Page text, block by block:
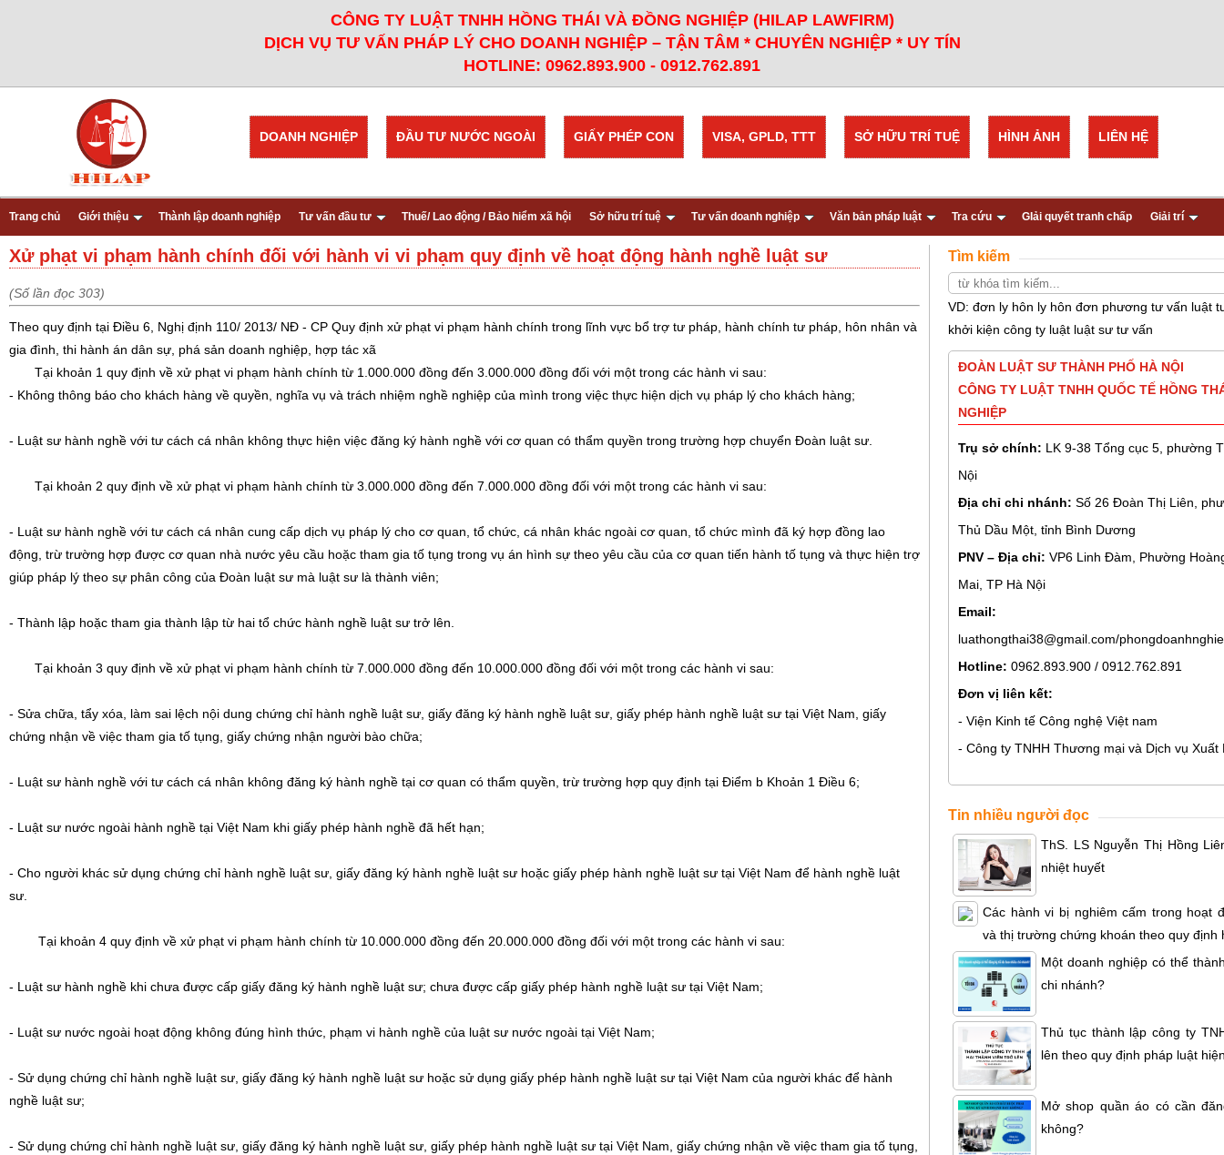
CÔNG TY LUẬT TNHH HỒNG THÁI VÀ ĐỒNG NGHIỆP (HILAP LAWFIRM)
DỊCH VỤ TƯ VẤN PHÁP LÝ CHO DOANH NGHIỆP – TẬN TÂM * CHUYÊN NGHIỆP * UY TÍN
HOTLINE: 0962.893.900 - 0912.762.891
LIÊN HỆ
HÌNH ẢNH
SỞ HỮU TRÍ TUỆ
VISA, GPLD, TTT
GIẤY PHÉP CON
ĐẦU TƯ NƯỚC NGOÀI
DOANH NGHIỆP
Trang chủ Giới thiệu Thành lập doanh nghiệp Tư vấn đầu tư Thuế/ Lao động / Bảo hiểm xã hội Sở hữu trí tuệ Tư vấn doanh nghiệp Văn bản pháp luật Tra cứu GIải quyết tranh chấp Giải trí
Xử phạt vi phạm hành chính đối với hành vi vi phạm quy định về hoạt động hành nghề luật sư
(Số lần đọc 303)
Theo quy định tại Điều 6, Nghị định 110/ 2013/ NĐ - CP Quy định xử phạt vi phạm hành chính trong lĩnh vực bổ trợ tư pháp, hành chính tư pháp, hôn nhân và
gia đình, thi hành án dân sự, phá sản doanh nghiệp, hợp tác xã
Tại khoản 1 quy định về xử phạt vi phạm hành chính từ 1.000.000 đồng đến 3.000.000 đồng đối với một trong các hành vi sau:
- Không thông báo cho khách hàng về quyền, nghĩa vụ và trách nhiệm nghề nghiệp của mình trong việc thực hiện dịch vụ pháp lý cho khách hàng;
- Luật sư hành nghề với tư cách cá nhân không thực hiện việc đăng ký hành nghề với cơ quan có thẩm quyền trong trường hợp chuyển Đoàn luật sư.
Tại khoản 2 quy định về xử phạt vi phạm hành chính từ 3.000.000 đồng đến 7.000.000 đồng đối với một trong các hành vi sau:
- Luật sư hành nghề với tư cách cá nhân cung cấp dịch vụ pháp lý cho cơ quan, tổ chức, cá nhân khác ngoài cơ quan, tổ chức mình đã ký hợp đồng lao
động, trừ trường hợp được cơ quan nhà nước yêu cầu hoặc tham gia tố tụng trong vụ án hình sự theo yêu cầu của cơ quan tiến hành tố tụng và thực hiện trợ
giúp pháp lý theo sự phân công của Đoàn luật sư mà luật sư là thành viên;
- Thành lập hoặc tham gia thành lập từ hai tổ chức hành nghề luật sư trở lên.
Tại khoản 3 quy định về xử phạt vi phạm hành chính từ 7.000.000 đồng đến 10.000.000 đồng đối với một trong các hành vi sau:
- Sửa chữa, tẩy xóa, làm sai lệch nội dung chứng chỉ hành nghề luật sư, giấy đăng ký hành nghề luật sư, giấy phép hành nghề luật sư tại Việt Nam, giấy
chứng nhận về việc tham gia tố tụng, giấy chứng nhận người bào chữa;
- Luật sư hành nghề với tư cách cá nhân không đăng ký hành nghề tại cơ quan có thẩm quyền, trừ trường hợp quy định tại Điểm b Khoản 1 Điều 6;
- Luật sư nước ngoài hành nghề tại Việt Nam khi giấy phép hành nghề đã hết hạn;
- Cho người khác sử dụng chứng chỉ hành nghề luật sư, giấy đăng ký hành nghề luật sư hoặc giấy phép hành nghề luật sư tại Việt Nam để hành nghề luật
sư.
Tại khoản 4 quy định về xử phạt vi phạm hành chính từ 10.000.000 đồng đến 20.000.000 đồng đối với một trong các hành vi sau:
- Luật sư hành nghề khi chưa được cấp giấy đăng ký hành nghề luật sư; chưa được cấp giấy phép hành nghề luật sư tại Việt Nam;
- Luật sư nước ngoài hoạt động không đúng hình thức, phạm vi hành nghề của luật sư nước ngoài tại Việt Nam;
- Sử dụng chứng chỉ hành nghề luật sư, giấy đăng ký hành nghề luật sư hoặc sử dụng giấy phép hành nghề luật sư tại Việt Nam của người khác để hành
nghề luật sư;
- Sử dụng chứng chỉ hành nghề luật sư, giấy đăng ký hành nghề luật sư, giấy phép hành nghề luật sư tại Việt Nam, giấy chứng nhận về việc tham gia tố tụng,
Tìm kiếm
VD: đơn ly hôn ly hôn đơn phương tư vấn luật
khởi kiện công ty luật luật sư tư vấn
ĐOÀN LUẬT SƯ THÀNH PHỐ HÀ NỘI
CÔNG TY LUẬT TNHH QUỐC TẾ HỒNG
NGHIỆP
Trụ sở chính: LK 9-38 Tổng cục 5, phường
Nội
Địa chỉ chi nhánh: Số 26 Đoàn Thị Liên,
Thủ Dầu Một, tỉnh Bình Dương
PNV – Địa chỉ: VP6 Linh Đàm, Phường
Mai, TP Hà Nội
Email:
luathongthai38@gmail.com/
Hotline: 0962.893.900 / 0912.762.891
Đơn vị liên kết:
- Viện Kinh tế Công nghệ Việt nam
- Công ty TNHH Thương mại và Dịch vụ Xuất
Tin nhiều người đọc
ThS. LS Nguyễn Thị Hồng
nhiệt huyết
Các hành vi bị nghiêm cấm trong hoạt
và thị trường chứng khoán theo quy định
Một doanh nghiệp có thể
chi nhánh?
Thủ tục thành lập công ty
lên theo quy định pháp luật
Mở shop quần áo có cần
không?